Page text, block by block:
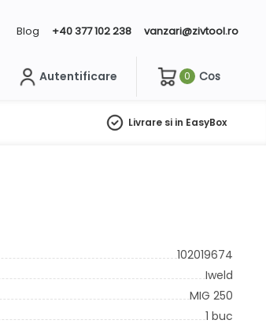
Blog +40 377 102 238 vanzari@zivtool.ro
Autentificare 0 Cos
Livrare si in EasyBox
102019674
Iweld
MIG 250
1 buc